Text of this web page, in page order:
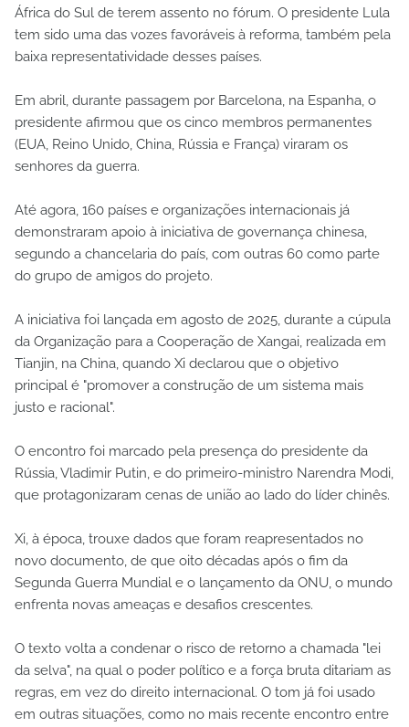
África do Sul de terem assento no fórum. O presidente Lula
tem sido uma das vozes favoráveis à reforma, também pela
baixa representatividade desses países.
Em abril, durante passagem por Barcelona, na Espanha, o
presidente afirmou que os cinco membros permanentes
(EUA, Reino Unido, China, Rússia e França) viraram os
senhores da guerra.
Até agora, 160 países e organizações internacionais já
demonstraram apoio à iniciativa de governança chinesa,
segundo a chancelaria do país, com outras 60 como parte
do grupo de amigos do projeto.
A iniciativa foi lançada em agosto de 2025, durante a cúpula
da Organização para a Cooperação de Xangai, realizada em
Tianjin, na China, quando Xi declarou que o objetivo
principal é "promover a construção de um sistema mais
justo e racional".
O encontro foi marcado pela presença do presidente da
Rússia, Vladimir Putin, e do primeiro-ministro Narendra Modi,
que protagonizaram cenas de união ao lado do líder chinês.
Xi, à época, trouxe dados que foram reapresentados no
novo documento, de que oito décadas após o fim da
Segunda Guerra Mundial e o lançamento da ONU, o mundo
enfrenta novas ameaças e desafios crescentes.
O texto volta a condenar o risco de retorno a chamada "lei
da selva", na qual o poder político e a força bruta ditariam as
regras, em vez do direito internacional. O tom já foi usado
em outras situações, como no mais recente encontro entre